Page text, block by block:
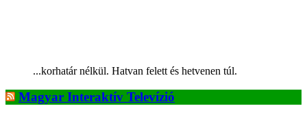
...korhatár nélkül. Hatvan felett és hetvenen túl.
Magyar Interaktív Televízió